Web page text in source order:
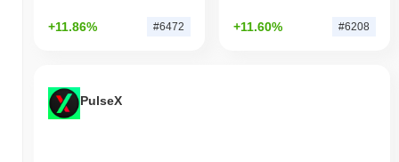
+11.86% #6472 +11.60% #6208
PulseX